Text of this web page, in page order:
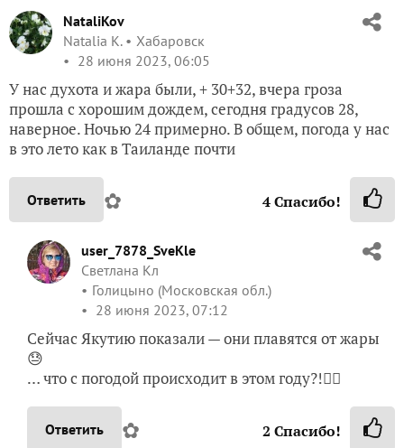
NataliKov
Natalia K.
Хабаровск
28 июня 2023, 06:05
У нас духота и жара были, + 30+32, вчера гроза
прошла с хорошим дождем, сегодня градусов 28,
наверное. Ночью 24 примерно. В общем, погода у нас
в это лето как в Таиланде почти
Ответить ✿ 4Спасибо!
user_7878_SveKle
Светлана Кл
Голицыно (Московская обл.)
28 июня 2023, 07:12
Сейчас Якутию показали — они плавятся от жары
😓
… что с погодой происходит в этом году?!🙆‍♀️
Ответить ✿ 2 Спасибо!